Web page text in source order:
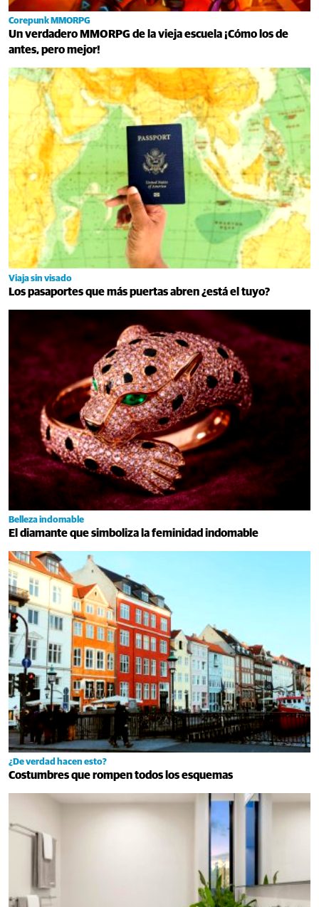
Corepunk MMORPG
Un verdadero MMORPG de la vieja escuela ¡Cómo los de
antes, pero mejor!
Viaja sin visado
Los pasaportes que más puertas abren ¿está el tuyo?
Belleza indomable
El diamante que simboliza la feminidad indomable
¿De verdad hacen esto?
Costumbres que rompen todos los esquemas